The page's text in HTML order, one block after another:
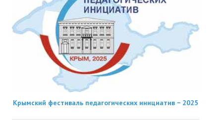
Крымский фестиваль педагогических инициатив − 2025